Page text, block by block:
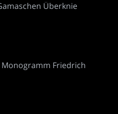
Überknie
Monogramm Friedrich